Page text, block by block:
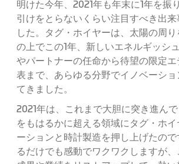
明けた今年、2021年も年末に1年を振
引けをとらないくらい注目すべき出来
した。タグ・ホイヤーは、太陽の周
の上でこの1年、新しいエネルギッシ
やパートナーの任命から待望の限定
表まで、あらゆる分野でイノベーショ
てきました。
2021年は、これまで大胆に突き進んで
をもはるかに超える領域にタグ・ホ
ーションと時計製造を押し上げたので
るだけでも感動でワクワクしますが、